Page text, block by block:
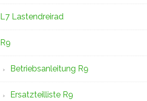
L7 Lastendreirad
R9
Betriebsanleitung R9
Ersatzteilliste R9